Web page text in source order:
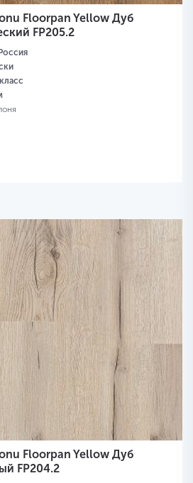
Floorpan Yellow Дуб
FP205.2
Россия
Floorpan Yellow Дуб
FP204.2